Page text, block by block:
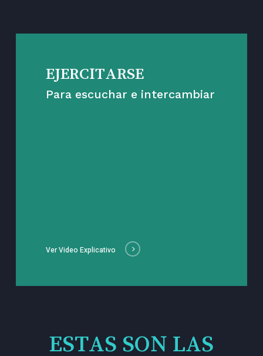
EJERCITARSE
Para escuchar e intercambiar
Ver Video Explicativo
ESTAS SON LAS